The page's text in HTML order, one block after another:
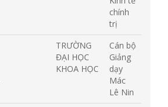
chính
trị
TRƯỜNG
ĐẠI HỌC
KHOA HỌC
Cán bộ
Giảng
dạy
Mác
Lê Nin